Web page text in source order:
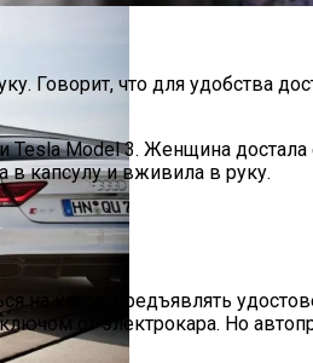
что для удобства
Model 3. Женщина
капсулу и вживила в руку.
кассе, предъявлять
от электрокара. Но